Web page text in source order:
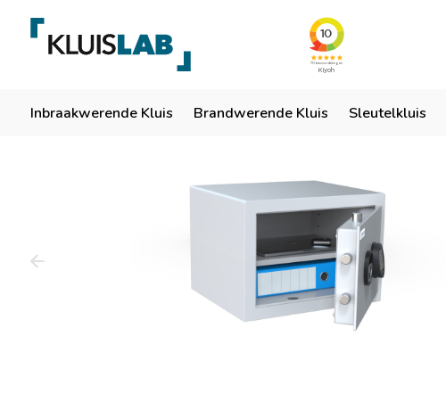
Inbraakwerende Kluis Brandwerende Kluis Sleutelkluis
Ruim 50 jaar ervaring